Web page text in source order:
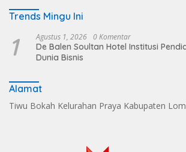
Trends Mingu Ini
1 Agustus 1, 2026 0 Komentar
De Balen Soultan Hotel Institusi
Dunia Bisnis
Alamat
Tiwu Bokah Kelurahan Praya Kabupaten